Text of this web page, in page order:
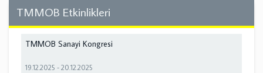
TMMOB Etkinlikleri
TMMOB Sanayi Kongresi
19.12.2025 -20.12.2025